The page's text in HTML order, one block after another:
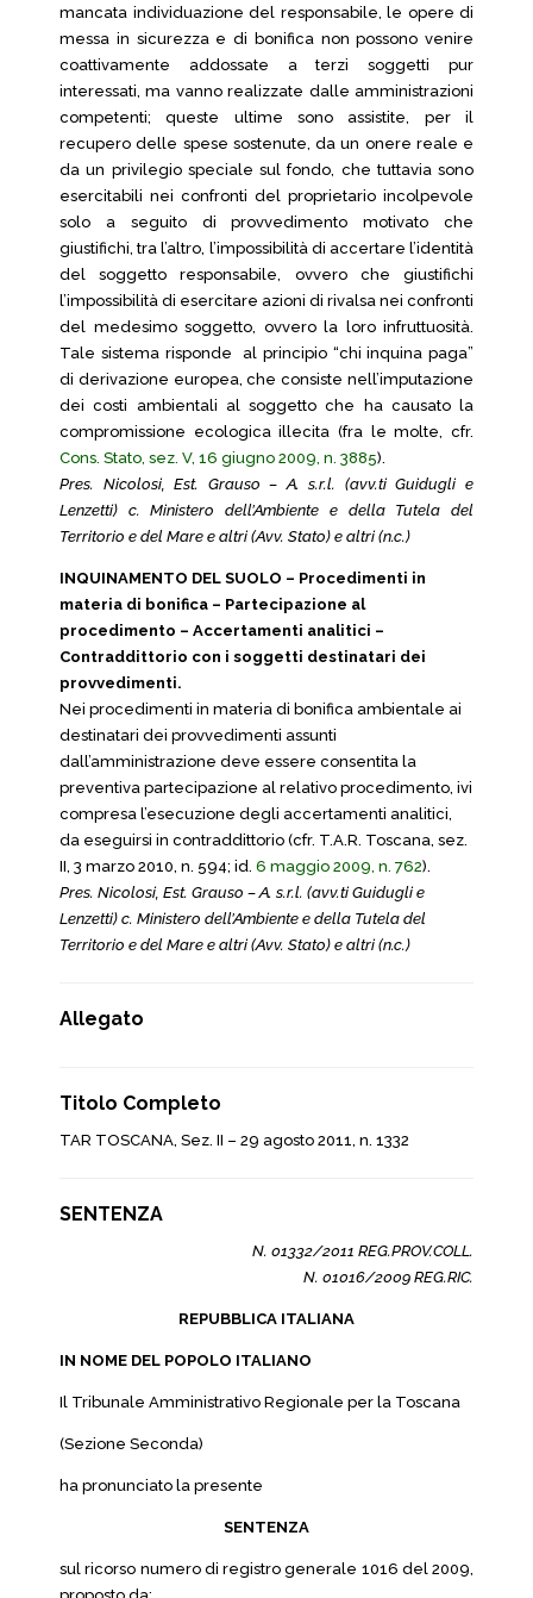
mancata individuazione del responsabile, le opere di
messa in sicurezza e di bonifica non possono venire
coattivamente addossate a terzi soggetti pur
interessati, ma vanno realizzate dalle amministrazioni
competenti; queste ultime sono assistite, per il
recupero delle spese sostenute, da un onere reale e
da un privilegio speciale sul fondo, che tuttavia sono
esercitabili nei confronti del proprietario incolpevole
solo a seguito di provvedimento motivato che
giustifichi, tra l’altro, l’impossibilità di accertare l’identità
del soggetto responsabile, ovvero che giustifichi
l’impossibilità di esercitare azioni di rivalsa nei confronti
del medesimo soggetto, ovvero la loro infruttuosità.
Tale sistema risponde al principio “chi inquina paga”
di derivazione europea, che consiste nell’imputazione
dei costi ambientali al soggetto che ha causato la
compromissione ecologica illecita (fra le molte, cfr.
Cons. Stato, sez. V, 16 giugno 2009, n. 3885).
Pres. Nicolosi, Est. Grauso – A. s.r.l. (avv.ti Guidugli e
Lenzetti) c. Ministero dell’Ambiente e della Tutela del
Territorio e del Mare e altri (Avv. Stato) e altri (n.c.)
INQUINAMENTO DEL SUOLO – Procedimenti in
materia di bonifica – Partecipazione al
procedimento – Accertamenti analitici –
Contraddittorio con i soggetti destinatari dei
provvedimenti.
Nei procedimenti in materia di bonifica ambientale ai
destinatari dei provvedimenti assunti
dall’amministrazione deve essere consentita la
preventiva partecipazione al relativo procedimento, ivi
compresa l’esecuzione degli accertamenti analitici,
da eseguirsi in contraddittorio (cfr. T.A.R. Toscana, sez.
II, 3 marzo 2010, n. 594; id. 6 maggio 2009, n. 762).
Pres. Nicolosi, Est. Grauso – A. s.r.l. (avv.ti Guidugli e
Lenzetti) c. Ministero dell’Ambiente e della Tutela del
Territorio e del Mare e altri (Avv. Stato) e altri (n.c.)
Allegato
Titolo Completo
TAR TOSCANA, Sez. II – 29 agosto 2011, n. 1332
SENTENZA
N. 01332/2011 REG.PROV.COLL.
N. 01016/2009 REG.RIC.
REPUBBLICA ITALIANA
IN NOME DEL POPOLO ITALIANO
Il Tribunale Amministrativo Regionale per la Toscana
(Sezione Seconda)
ha pronunciato la presente
SENTENZA
sul ricorso numero di registro generale 1016 del 2009,